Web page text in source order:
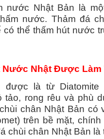
nước Nhật Bản là
nước. Thảm đá
thể thấm hút nước
Nước Nhật Được Làm
được là từ Diatomite
tảo, rong rêu và phù
chân Nhật Bản có
trên bề mặt,
chùi chân Nhật Bản là